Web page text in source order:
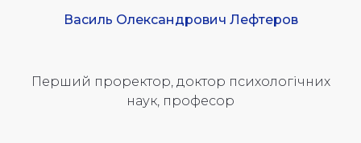
Василь Олександрович Лефтеров
Перший проректор, доктор психологічних
наук, професор